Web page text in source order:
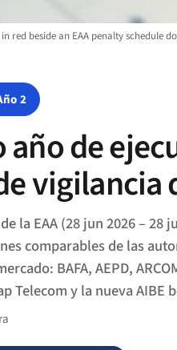
red beside an EAA penalty
2
año de
vigilancia
la EAA (28 jun 2026 – 28
comparables de las
BAFA, AEPD,
Telecom y la nueva AIBE